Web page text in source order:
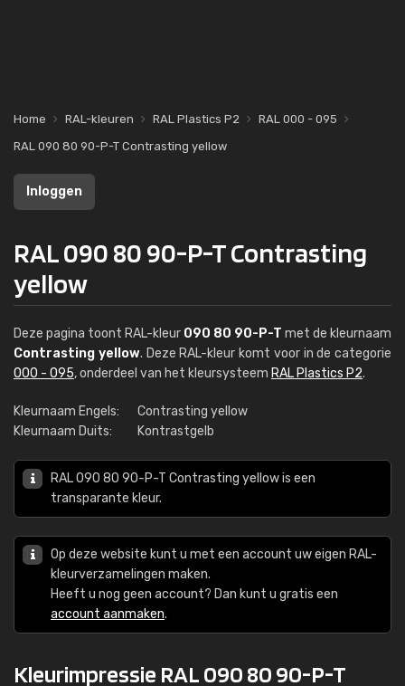
Home RAL-kleuren RAL Plastics P2
RAL 000 - 095
RAL 090 80 90-P-T Contrasting yellow
Inloggen
RAL 090 80 90-P-T Contrasting
yellow
Deze pagina toont RAL-kleur 090 80 90-P-T met de kleurnaam
Contrasting yellow. Deze RAL-kleur komt voor in de categorie
000 - 095, onderdeel van het kleursysteem RAL Plastics P2.
Kleurnaam Engels:
Contrasting yellow
Kleurnaam Duits:
Kontrastgelb
RAL 090 80 90-P-T Contrasting yellow is een
transparante kleur.
Op deze website kunt u met een account uw eigen RAL-
kleurverzamelingen maken.
Heeft u nog geen account? Dan kunt u gratis een
account aanmaken.
Kleurimpressie RAL 090 80 90-P-T